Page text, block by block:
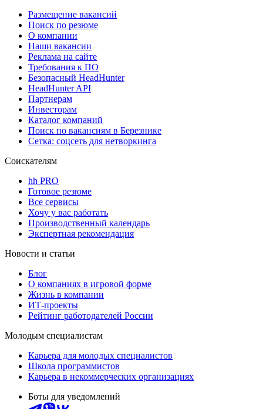
Размещение вакансий
Поиск по резюме
О компании
Наши вакансии
Реклама на сайте
Требования к ПО
Безопасный HeadHunter
HeadHunter API
Партнерам
Инвесторам
Каталог компаний
Поиск по вакансиям в Березнике
Сетка: соцсеть для нетворкинга
Соискателям
hh PRO
Готовое резюме
Все сервисы
Хочу у вас работать
Производственный календарь
Экспертная рекомендация
Новости и статьи
Блог
О компаниях в игровой форме
Жизнь в компании
ИТ-проекты
Рейтинг работодателей России
Молодым специалистам
Карьера для молодых специалистов
Школа программистов
Карьера в некоммерческих организациях
Боты для уведомлений